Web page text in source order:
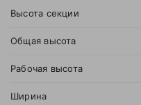
Высота секции
Общая высота
Рабочая высота
Ширина